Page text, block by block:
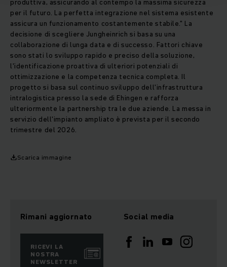
produttiva, assicurando al contempo la massima sicurezza
per il futuro. La perfetta integrazione nel sistema esistente
assicura un funzionamento costantemente stabile." La
decisione di scegliere Jungheinrich si basa su una
collaborazione di lunga data e di successo. Fattori chiave
sono stati lo sviluppo rapido e preciso della soluzione,
l'identificazione proattiva di ulteriori potenziali di
ottimizzazione e la competenza tecnica completa. Il
progetto si basa sul continuo sviluppo dell'infrastruttura
intralogistica presso la sede di Ehingen e rafforza
ulteriormente la partnership tra le due aziende. La messa in
servizio dell'impianto ampliato è prevista per il secondo
trimestre del 2026.
Scarica immagine
Rimani aggiornato
RICEVI LA
NOSTRA
NEWSLETTER
Social media